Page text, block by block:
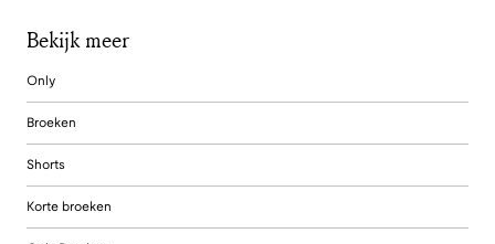
Bekijk meer
Only
Broeken
Shorts
Korte broeken